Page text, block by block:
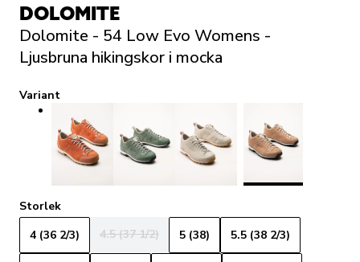
DOLOMITE
Dolomite - 54 Low Evo Womens -
Ljusbruna hikingskor i mocka
Variant
Storlek
4 (36 2/3)
4.5 (37 1/2) 5 (38) 5.5 (38 2/3)